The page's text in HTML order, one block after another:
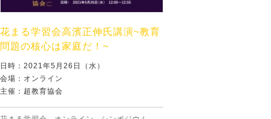
花まる学習会高濱正伸氏講演~教育
問題の核心は家庭だ！~
日時：2021年5月26日（水）
会場：オンライン
主催：超教育協会